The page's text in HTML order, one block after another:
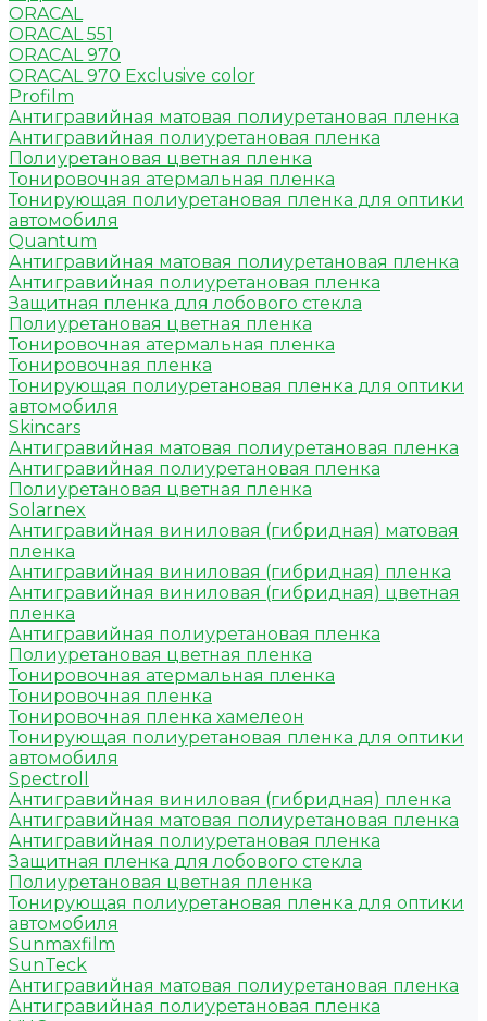
ORACAL
ORACAL 551
ORACAL 970
ORACAL 970 Exclusive color
Profilm
Антигравийная матовая полиуретановая пленка
Антигравийная полиуретановая пленка
Полиуретановая цветная пленка
Тонировочная атермальная пленка
Тонирующая полиуретановая пленка для оптики
автомобиля
Quantum
Антигравийная матовая полиуретановая пленка
Антигравийная полиуретановая пленка
Защитная пленка для лобового стекла
Полиуретановая цветная пленка
Тонировочная атермальная пленка
Тонировочная пленка
Тонирующая полиуретановая пленка для оптики
автомобиля
Skincars
Антигравийная матовая полиуретановая пленка
Антигравийная полиуретановая пленка
Полиуретановая цветная пленка
Solarnex
Антигравийная виниловая (гибридная) матовая
пленка
Антигравийная виниловая (гибридная) пленка
Антигравийная виниловая (гибридная) цветная
пленка
Антигравийная полиуретановая пленка
Полиуретановая цветная пленка
Тонировочная атермальная пленка
Тонировочная пленка
Тонировочная пленка хамелеон
Тонирующая полиуретановая пленка для оптики
автомобиля
Spectroll
Антигравийная виниловая (гибридная) пленка
Антигравийная матовая полиуретановая пленка
Антигравийная полиуретановая пленка
Защитная пленка для лобового стекла
Полиуретановая цветная пленка
Тонирующая полиуретановая пленка для оптики
автомобиля
Sunmaxfilm
SunTeck
Антигравийная матовая полиуретановая пленка
Антигравийная полиуретановая пленка